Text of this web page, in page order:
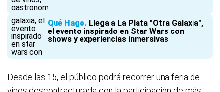
Qué Hago Llega a La Plata "Otra Galaxia",
el evento inspirado en Star Wars con
shows y experiencias inmersivas
Desde las 15, el público podrá recorrer una feria de